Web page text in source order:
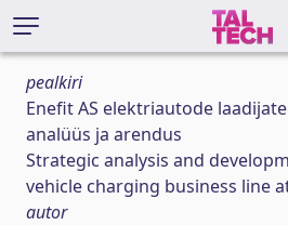
pealkiri
Enefit AS elektriautode
analüüs ja arendus
Strategic analysis and
vehicle charging business line
autor